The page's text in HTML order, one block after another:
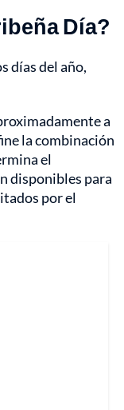
Día?
días del año,
a
la combinación
el
disponibles para
por el